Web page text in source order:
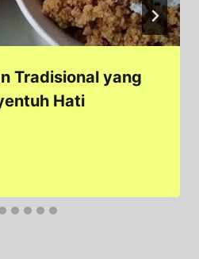
Tradisional yang
Hati